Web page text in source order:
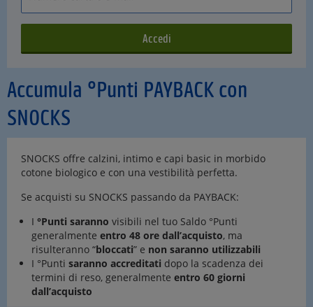
Accumula °Punti PAYBACK con
SNOCKS
SNOCKS offre calzini, intimo e capi basic in morbido
cotone biologico e con una vestibilità perfetta.
Se acquisti su SNOCKS passando da PAYBACK:
I °Punti saranno visibili nel tuo Saldo °Punti
generalmente entro 48 ore dall’acquisto, ma
risulteranno “bloccati” e non saranno utilizzabili
I °Punti saranno accreditati dopo la scadenza dei
termini di reso, generalmente entro 60 giorni
dall’acquisto